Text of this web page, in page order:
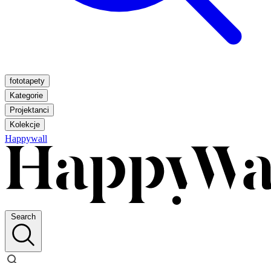
fototapety
Kategorie
Projektanci
Kolekcje
Happywall
Search